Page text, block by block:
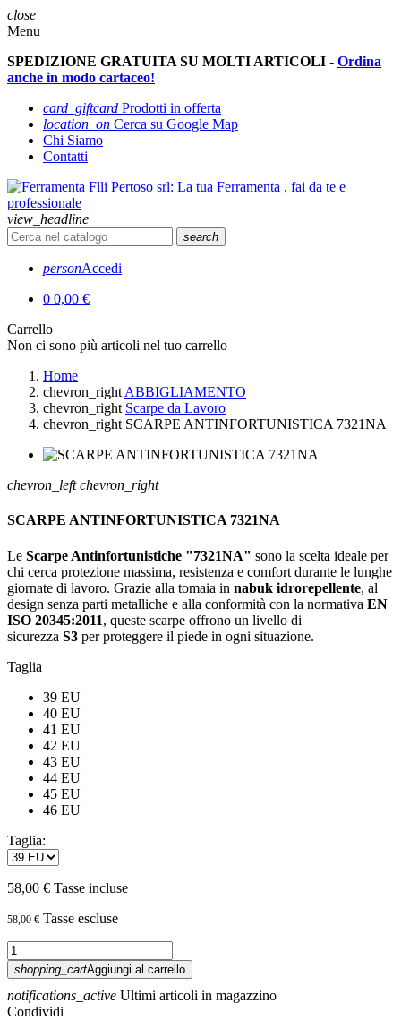
close
Menu
SPEDIZIONE GRATUITA SU MOLTI ARTICOLI - Ordina
anche in modo cartaceo!
card_giftcard Prodotti in offerta
location_on Cerca su Google Map
Chi Siamo
Contatti
view_headline
search
personAccedi
0 0,00 €
Carrello
Non ci sono più articoli nel tuo carrello
Home
chevron_right ABBIGLIAMENTO
chevron_right Scarpe da Lavoro
chevron_right SCARPE ANTINFORTUNISTICA 7321NA
chevron_left chevron_right
SCARPE ANTINFORTUNISTICA 7321NA
Le Scarpe Antinfortunistiche "7321NA" sono la scelta ideale per
chi cerca protezione massima, resistenza e comfort durante le lunghe
giornate di lavoro. Grazie alla tomaia in nabuk idrorepellente, al
design senza parti metalliche e alla conformità con la normativa EN
ISO 20345:2011, queste scarpe offrono un livello di
sicurezza S3 per proteggere il piede in ogni situazione.
Taglia
39 EU
40 EU
41 EU
42 EU
43 EU
44 EU
45 EU
46 EU
Taglia:
58,00 € Tasse incluse
58,00 € Tasse escluse
shopping_cartAggiungi al carrello
notifications_active Ultimi articoli in magazzino
Condividi